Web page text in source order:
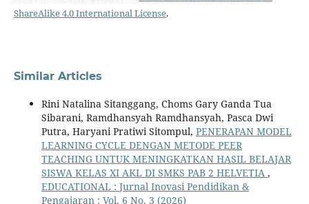
ShareAlike 4.0 International License.
Similar Articles
Rini Natalina Sitanggang, Choms Gary Ganda Tua
Sibarani, Ramdhansyah Ramdhansyah, Pasca Dwi
Putra, Haryani Pratiwi Sitompul, PENERAPAN MODEL
LEARNING CYCLE DENGAN METODE PEER
TEACHING UNTUK MENINGKATKAN HASIL BELAJAR
SISWA KELAS XI AKL DI SMKS PAB 2 HELVETIA ,
EDUCATIONAL : Jurnal Inovasi Pendidikan &
Pengajaran : Vol. 6 No. 3 (2026)